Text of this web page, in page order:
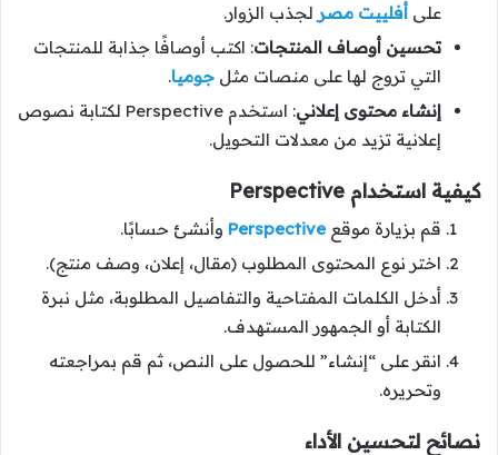
على أفلييت مصر لجذب الزوار.
تحسين أوصاف المنتجات: اكتب أوصافًا جذابة للمنتجات
التي تروج لها على منصات مثل جوميا.
إنشاء محتوى إعلاني
: استخدم Perspective لكتابة نصوص
إعلانية تزيد من معدلات التحويل.
كيفية استخدام Perspective
قم بزيارة موقعPerspective وأنشئ حسابًا.
اختر نوع المحتوى المطلوب (مقال، إعلان، وصف منتج).
أدخل الكلمات المفتاحية والتفاصيل المطلوبة، مثل نبرة
الكتابة أو الجمهور المستهدف.
انقر على “إنشاء” للحصول على النص، ثم قم بمراجعته
وتحريره.
نصائح لتحسين الأداء